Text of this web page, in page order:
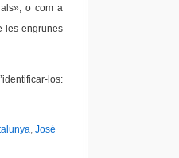
o com a
les engrunes
los:
, José